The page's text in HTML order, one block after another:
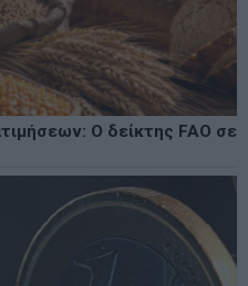
Ο δείκτης FAO σε